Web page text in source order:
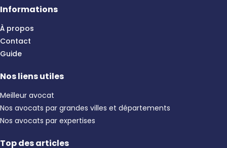
Informations
À propos
Contact
Guide
Nos liens utiles
Meilleur avocat
Nos avocats par grandes villes et départements
Nos avocats par expertises
Top des articles